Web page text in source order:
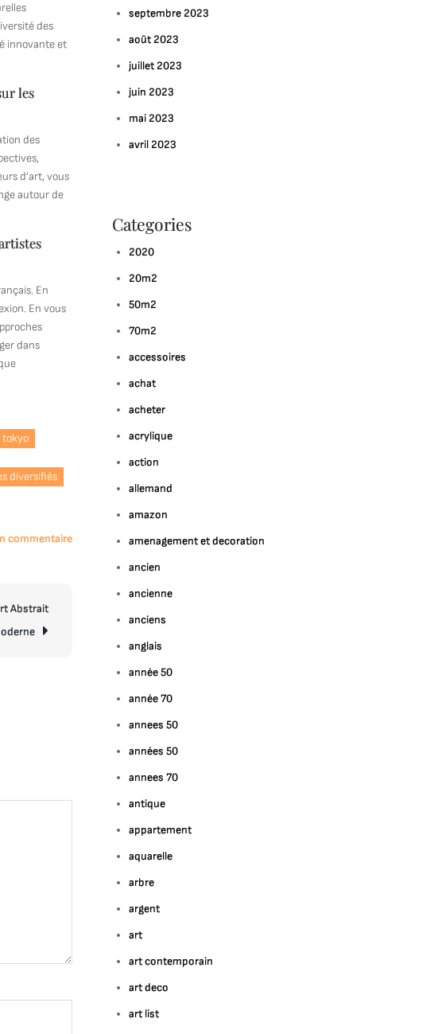
des
innovante et
les
des
d’art, vous
autour de
En
En vous
dans
tokyo
diversifiés
commentairesur
Créativité
Abstrait
septembre 2023
août 2023
juillet 2023
juin 2023
mai 2023
avril 2023
Categories
2020
20m2
50m2
70m2
accessoires
achat
acheter
acrylique
action
allemand
amazon
amenagement et decoration
ancien
ancienne
anciens
anglais
année 50
année 70
annees 50
années 50
annees 70
antique
appartement
aquarelle
arbre
argent
art
art contemporain
art deco
art list